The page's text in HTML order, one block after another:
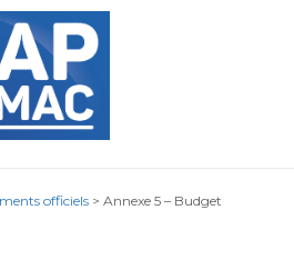
officiels > Annexe 5 – Budget